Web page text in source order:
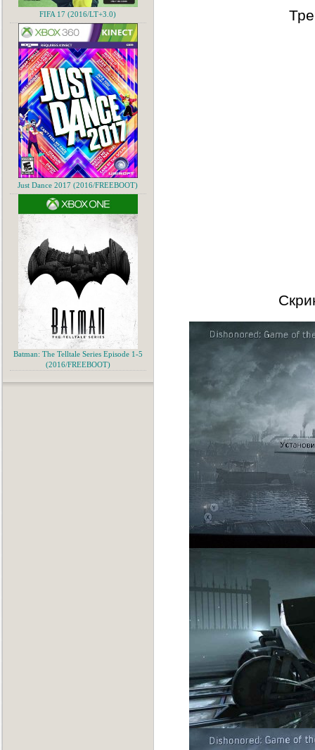
FIFA 17 (2016/LT+3.0)
Just Dance 2017 (2016/FREEBOOT)
Batman: The Telltale Series Episode 1-5
(2016/FREEBOOT)